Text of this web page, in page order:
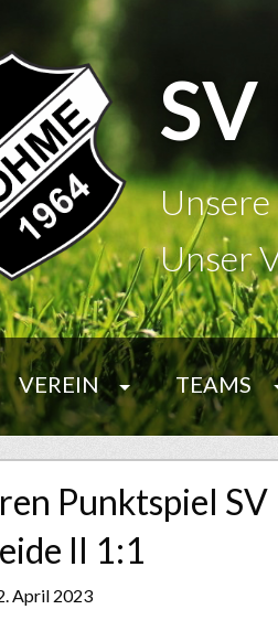
Unser
VEREIN TEAMS
Punktspiel SV
II 1:1
April 2023